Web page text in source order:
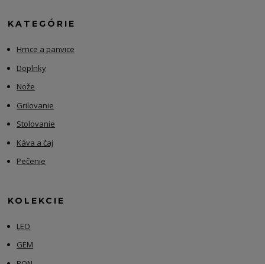
KATEGÓRIE
Hrnce a panvice
Doplnky
Nože
Grilovanie
Stolovanie
Káva a čaj
Pečenie
KOLEKCIE
LEO
GEM